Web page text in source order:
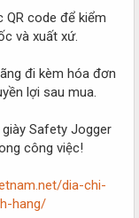
QR code để kiểm
và xuất xứ.
đi kèm hóa đơn
lợi sau mua.
Safety Jogger
công việc!
dia-chi-
hang/